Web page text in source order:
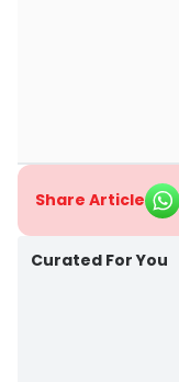
Share Article
Curated For You